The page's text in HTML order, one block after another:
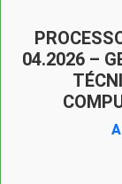
04.2026 –